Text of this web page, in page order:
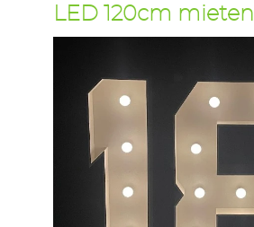
LED 120cm mieten